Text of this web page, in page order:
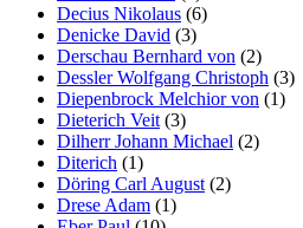
Decius Nikolaus (6)
Denicke David (3)
Derschau Bernhard von (2)
Dessler Wolfgang Christoph (3)
Diepenbrock Melchior von (1)
Dieterich Veit (3)
Dilherr Johann Michael (2)
Diterich (1)
Döring Carl August (2)
Drese Adam (1)